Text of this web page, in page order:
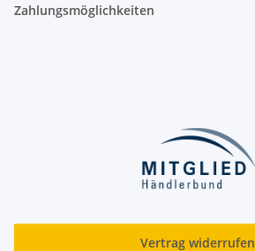
Zahlungsmöglichkeiten
Vertrag widerrufen